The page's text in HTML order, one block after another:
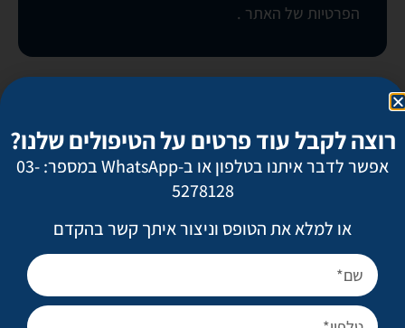
הפרטיות של האתר .
מתיחת פנים
ניתוח אף
שאיבת שומן מונחית לייזר
טיפול בצלקות ובצלקות אקנה
רוצה לקבל עוד פרטים על הטיפולים שלנו?
אפשר לדבר איתנו בטלפון או ב-WhatsApp במספר: 03-
5278128
או למלא את הטופס וניצור איתך קשר בהקדם